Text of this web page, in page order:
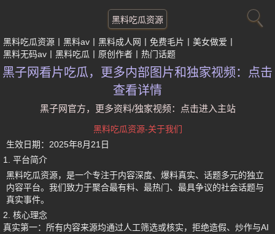
黑料吃瓜资源
黑料吃瓜资源 黑料av 黑料成人网 免费毛片
美女做爱
黑料无码av
黑料吃瓜 原创作者 热门话题
黑子网看片吃瓜，更多内部图片和独家视频：点击
查看详情
黑子网官方，更多资料/独家视频：点击进入主站
黑料吃瓜资源-关于我们
生效日期： 2025年8月21日
1. 平台简介
黑料吃瓜资源，是一个专注于内容深度、爆料真实、话题多元的独立
内容平台。我们致力于聚合最有料、最热门、最具争议的社会话题与
真实事件。
2. 核心理念
真实第一：所有内容来源均通过人工筛选或核实，拒绝造假、炒作与AI